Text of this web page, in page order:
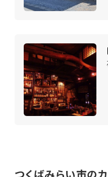
つくばみらい市の